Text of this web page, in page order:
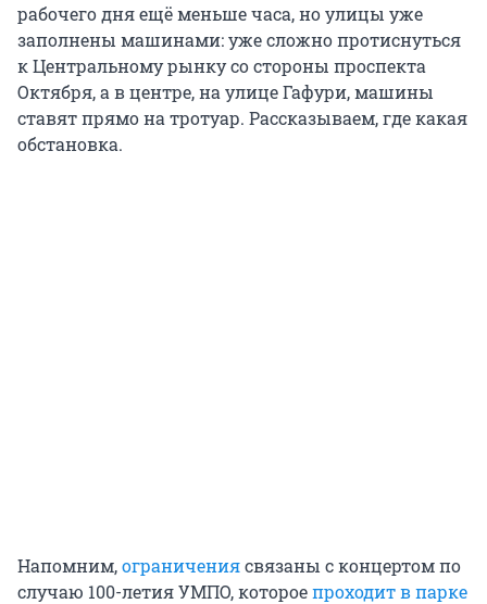
рабочего дня ещё меньше часа, но улицы уже
заполнены машинами: уже сложно протиснуться
к Центральному рынку со стороны проспекта
Октября, а в центре, на улице Гафури, машины
ставят прямо на тротуар. Рассказываем, где какая
обстановка.
Напомним,ограничениясвязаны с концертом по
случаю 100-летия УМПО, котороепроходит в парке